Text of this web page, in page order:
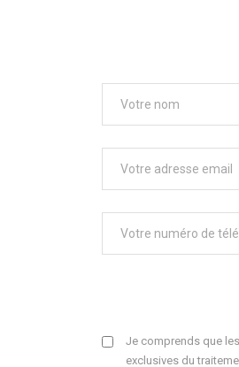
Je comprends que
exclusives du